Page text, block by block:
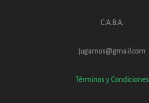
C.A.B.A.
jugarnos@gmail.com
Términos y Condiciones